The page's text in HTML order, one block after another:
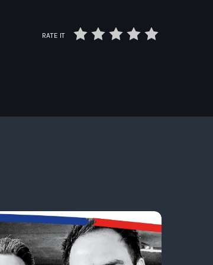
RATE IT
L'invité Seven